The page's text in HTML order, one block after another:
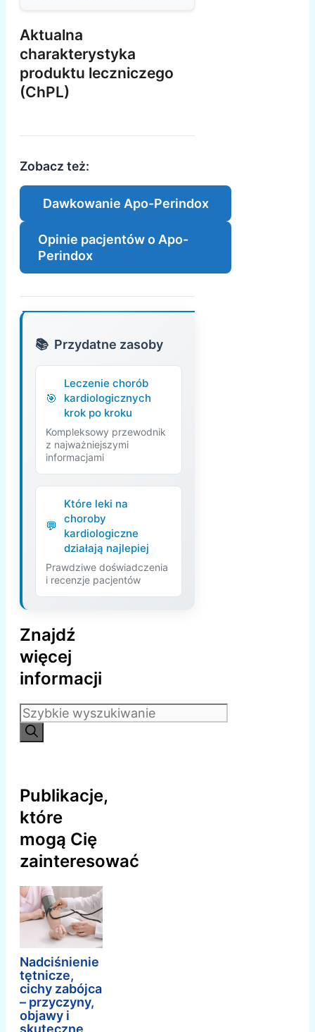
Aktualna
charakterystyka
produktu leczniczego
(ChPL)
Zobacz też:
Dawkowanie Apo-Perindox
Opinie pacjentów o Apo-
Perindox
Przydatne zasoby
Leczenie chorób
kardiologicznych
krok po kroku
Kompleksowy przewodnik
z najważniejszymi
informacjami
Które leki na
choroby
kardiologiczne
działają najlepiej
Prawdziwe doświadczenia
i recenzje pacjentów
Znajdź
więcej
informacji
Szukaj:
Publikacje,
które
mogą Cię
zainteresować
Nadciśnienie
tętnicze,
cichy zabójca
– przyczyny,
objawy i
skuteczne